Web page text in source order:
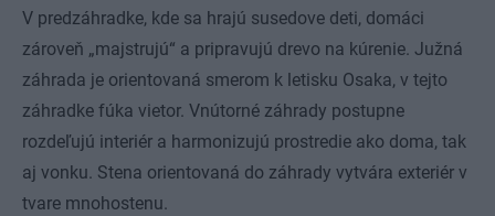
V predzáhradke, kde sa hrajú susedove deti, domáci
zároveň „majstrujú“ a pripravujú drevo na kúrenie. Južná
záhrada je orientovaná smerom k letisku Osaka, v tejto
záhradke fúka vietor. Vnútorné záhrady postupne
rozdeľujú interiér a harmonizujú prostredie ako doma, tak
aj vonku. Stena orientovaná do záhrady vytvára exteriér v
tvare mnohostenu.